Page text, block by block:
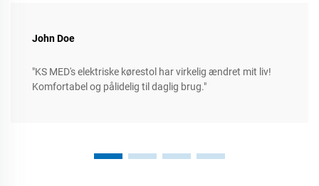
John Doe
"KS MED's elektriske kørestol har virkelig ændret mit liv!
Komfortabel og pålidelig til daglig brug."